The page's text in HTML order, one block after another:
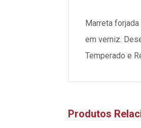
Marreta
em verniz.
Temperado e
Produtos